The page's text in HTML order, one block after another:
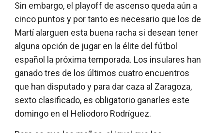
Sin embargo, el playoff de ascenso queda aún a
cinco puntos y por tanto es necesario que los de
Martí alarguen esta buena racha si desean tener
alguna opción de jugar en la élite del fútbol
español la próxima temporada. Los insulares han
ganado tres de los últimos cuatro encuentros
que han disputado y para dar caza al Zaragoza,
sexto clasificado, es obligatorio ganarles este
domingo en el Heliodoro Rodríguez.